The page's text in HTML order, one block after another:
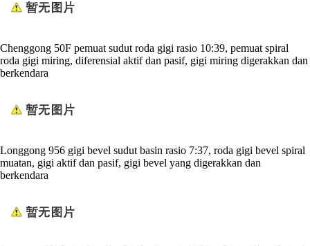
Chenggong 50F pemuat sudut roda gigi rasio 10:39, pemuat spiral
roda gigi miring, diferensial aktif dan pasif, gigi miring digerakkan dan
berkendara
Longgong 956 gigi bevel sudut basin rasio 7:37, roda gigi bevel spiral
muatan, gigi aktif dan pasif, gigi bevel yang digerakkan dan
berkendara